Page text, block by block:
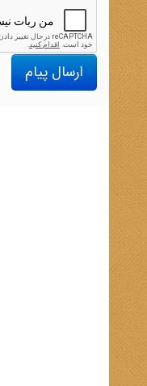
ارسال پیام